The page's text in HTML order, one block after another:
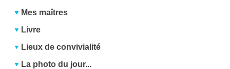
Mes maîtres
Livre
Lieux de convivialité
La photo du jour...